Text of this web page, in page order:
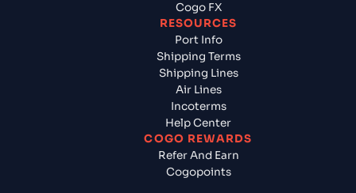
Cogo FX
RESOURCES
Port Info
Shipping Terms
Shipping Lines
Air Lines
Incoterms
Help Center
COGO REWARDS
Refer And Earn
Cogopoints